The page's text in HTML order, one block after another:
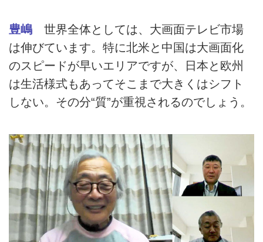
豊嶋 世界全体としては、大画面テレビ市場
は伸びています。特に北米と中国は大画面化
のスピードが早いエリアですが、日本と欧州
は生活様式もあってそこまで大きくはシフト
しない。その分“質”が重視されるのでしょう。